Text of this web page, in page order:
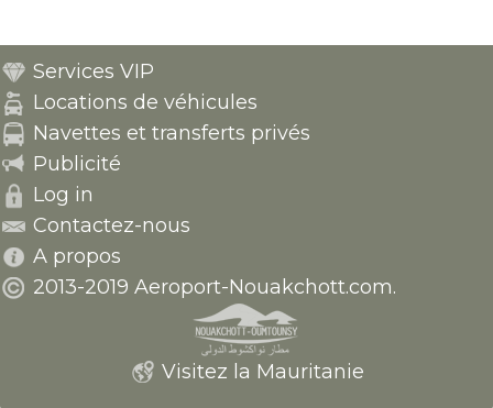
Services VIP
Locations de véhicules
Navettes et transferts privés
Publicité
Log in
Contactez-nous
A propos
2013-2019 Aeroport-Nouakchott.com.
Visitez la Mauritanie